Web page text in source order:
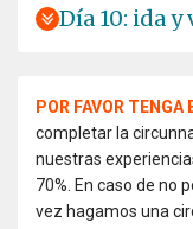
Día 10: ida y
POR FAVOR TENGA
completar la
nuestras
70%. En caso de no
vez hagamos una